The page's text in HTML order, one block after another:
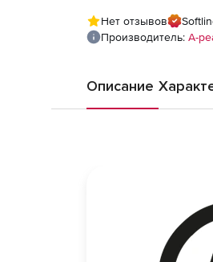
учреждений),
Нет отзывов
Производитель: А-
Описание